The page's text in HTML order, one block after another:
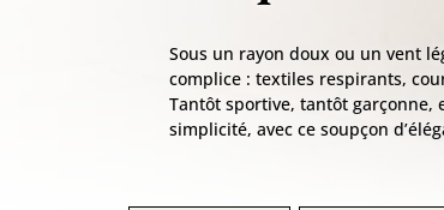
Sous un rayon doux ou un vent
complice : textiles respirants,
Tantôt sportive, tantôt garçonne,
simplicité, avec ce soupçon